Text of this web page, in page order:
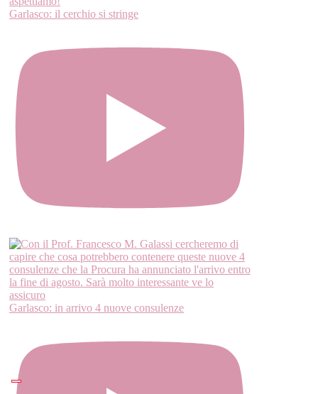
Garlasco: il cerchio si stringe
Garlasco: in arrivo 4 nuove consulenze